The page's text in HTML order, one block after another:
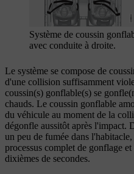
Système de coussin
avec conduite à droite.
Le système se compose de
d'une collision suffisamment
coussin(s) gonflable(s) se
chauds. Le coussin gonflable
du véhicule au moment de la
dégonfle aussitôt après l'impact.
un peu de fumée dans
processus complet de gonflage
dixièmes de secondes.